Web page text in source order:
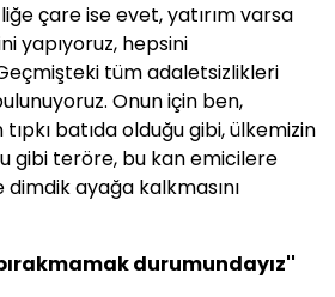
çare ise evet, yatırım varsa
yapıyoruz, hepsini
tüm adaletsizlikleri
Onun için ben,
tıpkı batıda olduğu gibi, ülkemizin
gibi teröre, bu kan emicilere
dimdik ayağa kalkmasını
durumundayız''